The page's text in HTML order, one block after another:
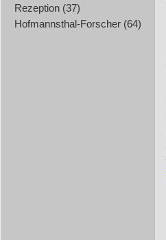
Rezeption (37)
Hofmannsthal-Forscher (64)